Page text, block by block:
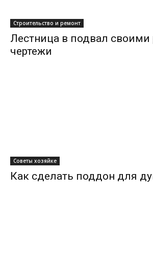
Строительство и ремонт
Лестница в подвал
чертежи
Советы хозяйке
Как сделать поддон для